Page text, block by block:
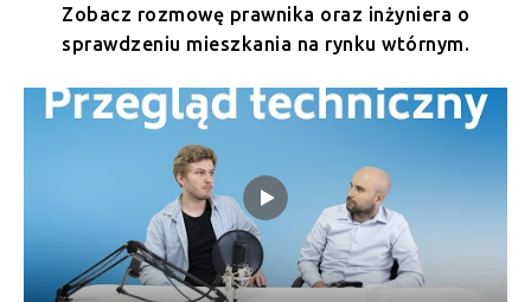
Zobacz rozmowę prawnika oraz inżyniera o
sprawdzeniu mieszkania na rynku wtórnym.